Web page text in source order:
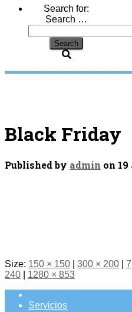
Search for:
Search …
Black Friday
Published by admin on 19
Size: 150 × 150 300 × 200
240
1280 × 853
Servicios